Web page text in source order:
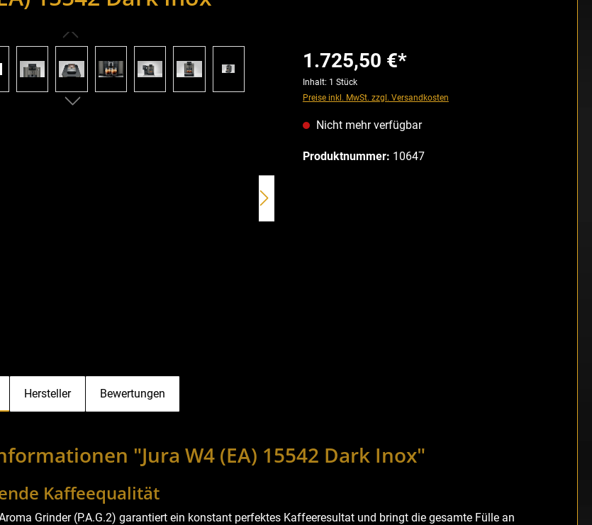
1.725,50 €*
Inhalt: 1 Stück
Preise inkl. MwSt. zzgl. Versandkosten
Nicht mehr verfügbar
Produktnummer: 10647
Hersteller Bewertungen
"Jura W4 (EA) 15542 Dark Inox"
Kaffeequalität
Grinder (P.A.G.2) garantiert ein konstant perfektes Kaffeeresultat und bringt die gesamte Fülle an